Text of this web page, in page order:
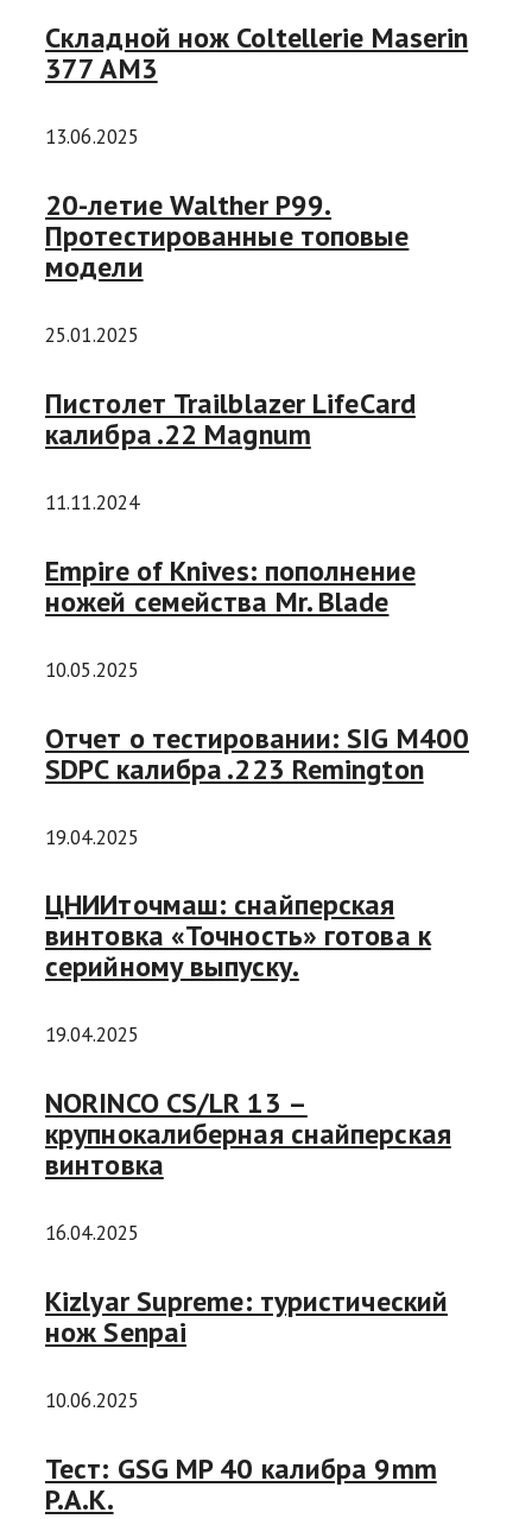
Складной нож Coltellerie Maserin
377 AM3
13.06.2025
20-летие Walther P99.
Протестированные топовые
модели
25.01.2025
Пистолет Trailblazer LifeCard
калибра .22 Magnum
11.11.2024
Empire of Knives: пополнение
ножей семейства Mr. Blade
10.05.2025
Отчет о тестировании: SIG M400
SDPC калибра .223 Remington
19.04.2025
ЦНИИточмаш: снайперская
винтовка «Точность» готова к
серийному выпуску.
19.04.2025
NORINCO CS/LR 13 –
крупнокалиберная снайперская
винтовка
16.04.2025
Kizlyar Supreme: туристический
нож Senpai
10.06.2025
Тест: GSG MP 40 калибра 9mm
P.A.K.